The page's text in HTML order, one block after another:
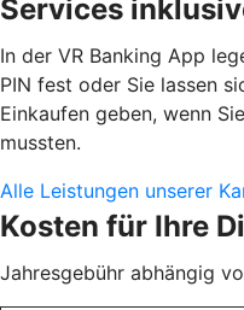
Services
In der VR Banking App
PIN fest oder Sie lassen
Einkaufen geben, wenn
mussten.
Alle Leistungen unserer
Kosten für Ihre
Jahresgebühr abhängig